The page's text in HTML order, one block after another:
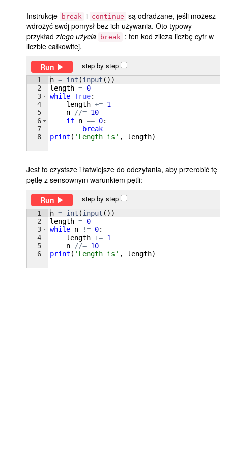
Instrukcje break i continue są odradzane, jeśli możesz
wdrożyć swój pomysł bez ich używania. Oto typowy
przykładzłego użycia break : ten kod zlicza liczbę cyfr w
liczbie całkowitej.
Run
step by step
1
2
3
4
5
6
7
8
n = int (input ( ))
length = 0
while True:
length += 1
n
//= 10
if n == 0:
break
print ( 'Length is' , length)
Jest to czystsze i łatwiejsze do odczytania, aby przerobić tę
pętlę z sensownym warunkiem pętli:
Run
step by step
1
2
3
4
5
6
n = int (input ( ))
length = 0
while n != 0:
length += 1
n
//= 10
print ( 'Length is' , length)